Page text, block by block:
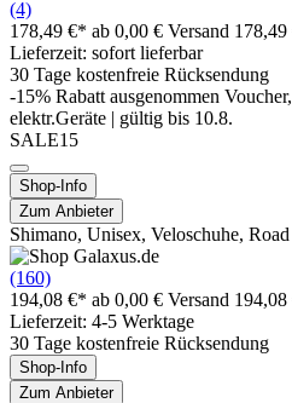
(4)
178,49 €* ab 0,00 € Versand 178,49
Lieferzeit: sofort lieferbar
30 Tage kostenfreie Rücksendung
-15% Rabatt ausgenommen
elektr.Geräte | gültig bis 10.8.
SALE15
Shop-Info
Zum Anbieter
Shimano, Unisex, Veloschuhe,
(160)
194,08 €* ab 0,00 € Versand 194,08
Lieferzeit: 4-5 Werktage
30 Tage kostenfreie Rücksendung
Shop-Info
Zum Anbieter